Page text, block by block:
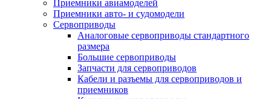
Приемники авиамоделей
Приемники авто- и судомодели
Сервоприводы
Аналоговые сервоприводы стандартного
размера
Большие сервоприводы
Запчасти для сервоприводов
Кабели и разъемы для сервоприводов и
приемников